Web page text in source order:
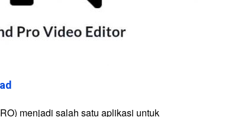
menjadi salah satu aplikasi untuk